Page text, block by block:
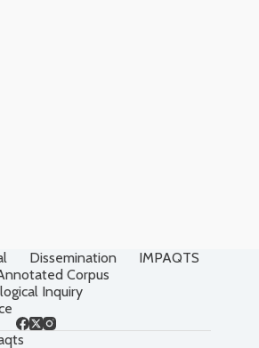
Dissemination
IMPAQTS
Corpus
Inquiry